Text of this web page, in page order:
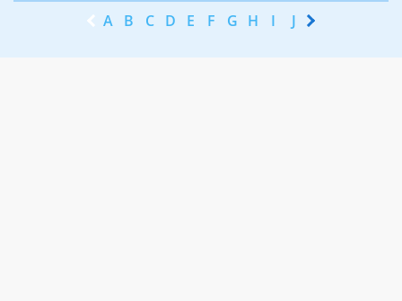
A B C D E F G H I J K